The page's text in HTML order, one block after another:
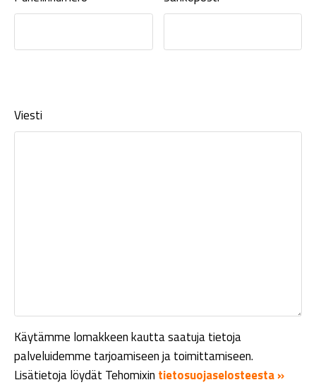
Viesti
Käytämme lomakkeen kautta saatuja tietoja
palveluidemme tarjoamiseen ja toimittamiseen.
Lisätietoja löydät Tehomixin tietosuojaselosteesta »